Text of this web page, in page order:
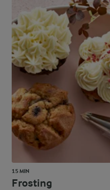
15 MIN
Frosting